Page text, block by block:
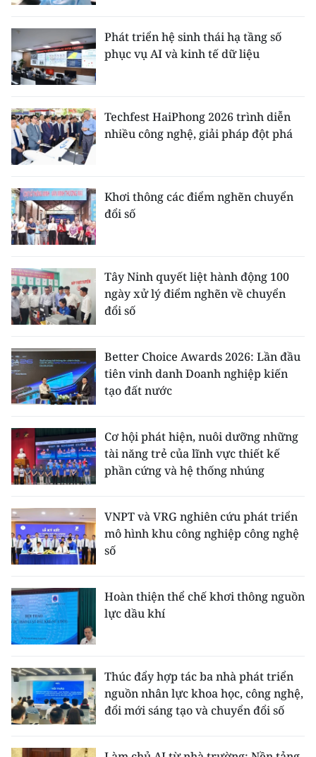
Phát triển hệ sinh thái hạ tầng số
phục vụ AI và kinh tế dữ liệu
Techfest HaiPhong 2026 trình diễn
nhiều công nghệ, giải pháp đột phá
Khơi thông các điểm nghẽn chuyển
đổi số
Tây Ninh quyết liệt hành động 100
ngày xử lý điểm nghẽn về chuyển
đổi số
Better Choice Awards 2026: Lần đầu
tiên vinh danh Doanh nghiệp kiến
tạo đất nước
Cơ hội phát hiện, nuôi dưỡng những
tài năng trẻ của lĩnh vực thiết kế
phần cứng và hệ thống nhúng
VNPT và VRG nghiên cứu phát triển
mô hình khu công nghiệp công nghệ
số
Hoàn thiện thể chế khơi thông nguồn
lực dầu khí
Thúc đẩy hợp tác ba nhà phát triển
nguồn nhân lực khoa học, công nghệ,
đổi mới sáng tạo và chuyển đổi số